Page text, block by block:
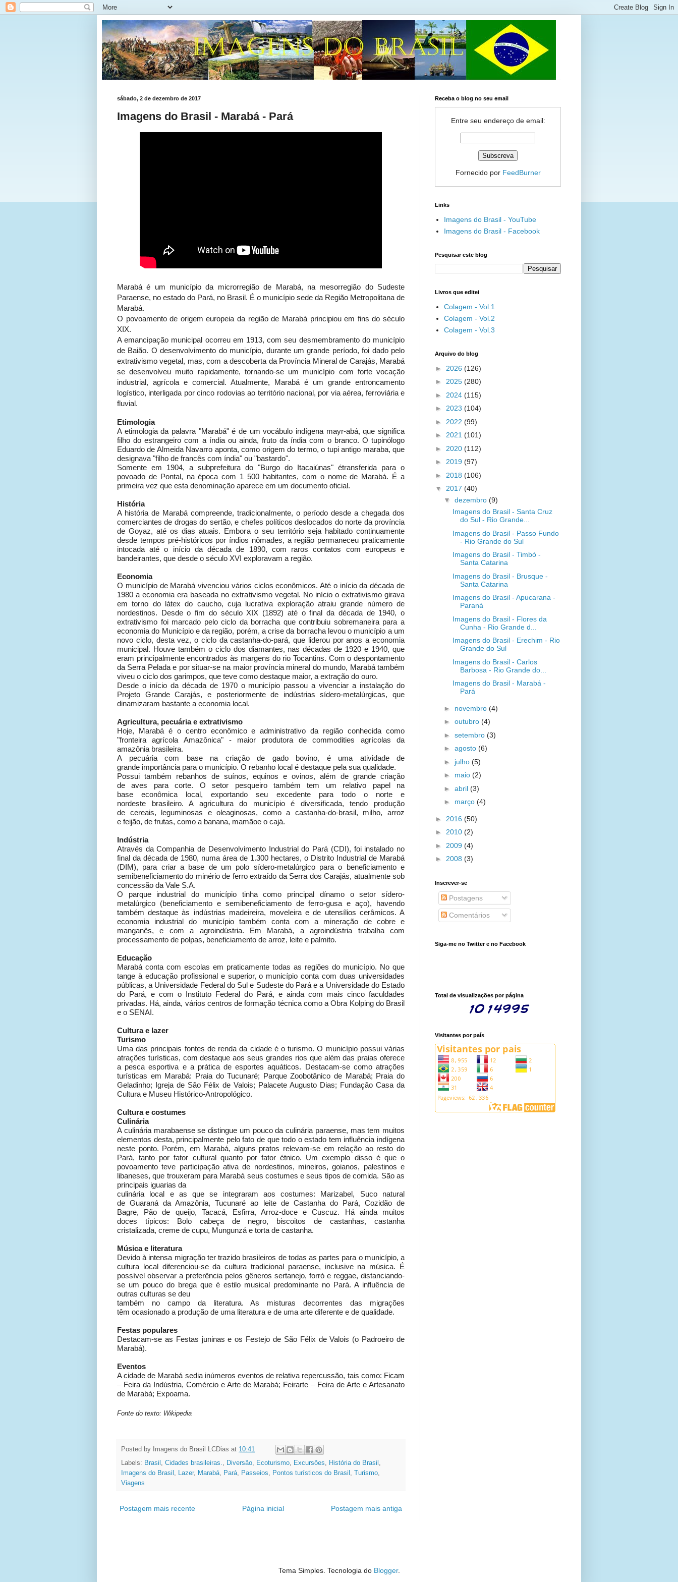
sábado, 2 de dezembro de 2017
Imagens do Brasil - Marabá - Pará
Marabá é um município da microrregião de Marabá, na mesorregião do Sudeste
Paraense, no estado do Pará, no Brasil. É o município sede da Região Metropolitana de
Marabá.
O povoamento de origem europeia da região de Marabá principiou em fins do século
XIX.
A emancipação municipal ocorreu em 1913, com seu desmembramento do município
de Baião. O desenvolvimento do município, durante um grande período,foi dado pelo
extrativismo vegetal, mas, com a descoberta da Província Mineralde Carajás, Marabá
se desenvolveu muito rapidamente, tornando-se um município com forte vocação
industrial, agrícola e comercial. Atualmente, Marabá é um grande entroncamento
logístico, interligada por cinco rodovias ao território nacional, por via aérea, ferroviária e
fluvial.
Etimologia
A etimologia da palavra "Marabá" é de um vocábulo indígena mayr-abá, que significa
filho do estrangeiro com a índia ou ainda, fruto da índia com o branco. O tupinólogo
Eduardo de Almeida Navarro aponta, como origem do termo, o tupi antigo maraba, que
designava "filho de francês com índia" ou "bastardo".
Somente em 1904, a subprefeitura do "Burgo do Itacaiúnas" étransferida para o
povoado de Pontal, na época com 1 500 habitantes, com o nome de Marabá. É a
primeira vez que esta denominação aparece em um documento oficial.
História
A história de Marabá compreende, tradicionalmente, o período desde a chegada dos
comerciantes de drogas do sertão, e chefes políticos deslocados do norte da província
de Goyaz, até os dias atuais. Embora o seu território seja habitado continuamente
desde tempos pré-históricos por índios nômades, a região permaneceu praticamente
intocada até o início da década de 1890, com raros contatos com europeus e
bandeirantes, que desde o século XVI exploravam a região.
Economia
O município de Marabá vivenciou vários ciclos econômicos. Até o início da década de
1980 a economia era baseada no extrativismo vegetal. No início o extrativismo girava
em torno do látex do caucho, cuja lucrativa exploração atraiu grande número de
nordestinos. Desde o fim do século XIX (1892) até o final da década de 1940, o
extrativismo foi marcado pelo ciclo da borracha que contribuiu sobremaneira para a
economia do Município e da região, porém, a crise da borracha levou o município a um
novo ciclo, desta vez, o ciclo da castanha-do-pará, que liderou por anos a economia
municipal. Houve também o ciclo dos diamantes, nas décadas de 1920 e 1940, que
eram principalmente encontrados às margens do rio Tocantins. Com o despontamento
da Serra Pelada e por situar-se na maior província mineral do mundo, Marabá também
viveu o ciclo dos garimpos, que teve como destaque maior, a extração do ouro.
Desde o início da década de 1970 o município passou a vivenciar a instalação do
Projeto Grande Carajás, e posteriormente de indústrias sídero-metalúrgicas, que
dinamizaram bastante a economia local.
Agricultura, pecuária e extrativismo
Hoje, Marabá é o centro econômico e administrativo da região conhecida como
"fronteira agrícola Amazônica" - maior produtora de commodities agrícolas da
amazônia brasileira.
A pecuária com base na criação de gado bovino, é uma atividade de
grande importância para o município. O rebanho local é destaque pela sua qualidade.
Possui também rebanhos de suínos, equinos e ovinos, além de grande criação
de aves para corte. O setor pesqueiro também tem um relativo papel na
base econômica local, exportando seu excedente para todo o norte e
nordeste brasileiro. A agricultura do município é diversificada, tendo produção
de cereais, leguminosas e oleaginosas, como a castanha-do-brasil, milho, arroz
e feijão, de frutas, como a banana, mamãoe o cajá.
Indústria
Através da Companhia de Desenvolvimento Industrial do Pará (CDI), foi instalado no
final da década de 1980, numa área de 1.300 hectares, o Distrito Industrial de Marabá
(DIM), para criar a base de um polo sídero-metalúrgico para o beneficiamento e
semibeneficiamento do minério de ferro extraído da Serra dos Carajás, atualmente sob
concessão da Vale S.A.
O parque industrial do município tinha como principal dínamo o setor sídero-
metalúrgico (beneficiamento e semibeneficiamento de ferro-gusa e aço), havendo
também destaque às indústrias madeireira, moveleira e de utensílios cerâmicos. A
economia industrial do município também conta com a mineração de cobre e
manganês, e com a agroindústria. Em Marabá, a agroindústria trabalha com
processamento de polpas, beneficiamento de arroz, leite e palmito.
Educação
Marabá conta com escolas em praticamente todas as regiões do município. No que
tange à educação profissional e superior, o município conta com duas universidades
públicas, a Universidade Federal do Sul e Sudeste do Pará e a Universidade do Estado
do Pará, e com o Instituto Federal do Pará, e ainda com mais cinco faculdades
privadas. Há, ainda, vários centros de formação técnica como a Obra Kolping do Brasil
e o SENAI.
Cultura e lazer
Turismo
Uma das principais fontes de renda da cidade é o turismo. O município possui várias
atrações turísticas, com destaque aos seus grandes rios que além das praias oferece
a pesca esportiva e a prática de esportes aquáticos. Destacam-se como atrações
turísticas em Marabá: Praia do Tucunaré; Parque Zoobotânico de Marabá; Praia do
Geladinho; Igreja de São Félix de Valois; Palacete Augusto Dias; Fundação Casa da
Cultura e Museu Histórico-Antropológico.
Cultura e costumes
Culinária
A culinária marabaense se distingue um pouco da culinária paraense, mas tem muitos
elementos desta, principalmente pelo fato de que todo o estado tem influência indígena
neste ponto. Porém, em Marabá, alguns pratos relevam-se em relação ao resto do
Pará, tanto por fator cultural quanto por fator étnico. Um exemplo disso é que o
povoamento teve participação ativa de nordestinos, mineiros, goianos, palestinos e
libaneses, que trouxeram para Marabá seus costumes e seus tipos de comida. São as
principais iguarias da
culinária local e as que se integraram aos costumes: Marizabel, Suco natural
de Guaraná da Amazônia, Tucunaré ao leite de Castanha do Pará, Cozidão de
Bagre, Pão de queijo, Tacacá, Esfirra, Arroz-doce e Cuscuz. Há ainda muitos
doces típicos: Bolo cabeça de negro, biscoitos de castanhas, castanha
cristalizada, creme de cupu, Mungunzá e torta de castanha.
Música e literatura
Devido à intensa migração ter trazido brasileiros de todas as partes para o município, a
cultura local diferenciou-se da cultura tradicional paraense, inclusive na música. É
possível observar a preferência pelos gêneros sertanejo, forró e reggae, distanciando-
se um pouco do brega que é estilo musical predominante no Pará. A influência de
outras culturas se deu
também no campo da literatura. As misturas decorrentes das migrações
têm ocasionado a produção de uma literatura e de uma arte diferente e de qualidade.
Festas populares
Destacam-se as Festas juninas e os Festejo de São Félix de Valois (o Padroeiro de
Marabá).
Eventos
A cidade de Marabá sedia inúmeros eventos de relativa repercussão, tais como: Ficam
– Feira da Indústria, Comércio e Arte de Marabá; Feirarte – Feira de Arte e Artesanato
de Marabá; Expoama.
Fonte do texto: Wikipedia
Posted by Imagens do Brasil LCDias at 10:41
Labels: Brasil Cidades brasileiras. Diversão Ecoturismo Excursões História do Brasil
Imagens do Brasil
Lazer, Marabá Pará Passeios Pontos turísticos do Brasil Turismo
Viagens
Postagem mais recente Postagem mais antiga
Página inicial
Receba o blog no seu email
Entre seu endereço de email:
Fornecido por FeedBurner
Links
Imagens do Brasil - YouTube
Imagens do Brasil - Facebook
Pesquisar este blog
Livros que editei
Colagem - Vol.1
Colagem - Vol.2
Colagem - Vol.3
Arquivo do blog
► 2026 (126)
► 2025 (280)
► 2024 (115)
► 2023 (104)
► 2022 (99)
► 2021 (101)
► 2020 (112)
► 2019 (97)
► 2018 (106)
▼ 2017 (40)
▼ dezembro (9)
Imagens do Brasil - Santa Cruz
do Sul - Rio Grande...
Imagens do Brasil - Passo Fundo
- Rio Grande do Sul
Imagens do Brasil - Timbó -
Santa Catarina
Imagens do Brasil - Brusque -
Santa Catarina
Imagens do Brasil - Apucarana -
Paraná
Imagens do Brasil - Flores da
Cunha - Rio Grande d...
Imagens do Brasil - Erechim - Rio
Grande do Sul
Imagens do Brasil - Carlos
Barbosa - Rio Grande do...
Imagens do Brasil - Marabá -
Pará
► novembro (4)
► outubro (4)
► setembro (3)
► agosto (6)
► julho (5)
► maio (2)
► abril (3)
► março (4)
► 2016 (50)
► 2010 (2)
► 2009 (4)
► 2008 (3)
Inscrever-se
Postagens
Comentários
Siga-me no Twitter e no Facebook
Total de visualizações por página
Visitantes por país
Tema Simples. Tecnologia do Blogger.